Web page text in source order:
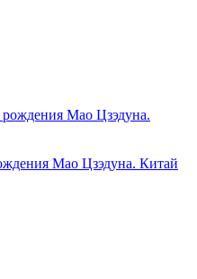
Мао Цзэдуна. Китай